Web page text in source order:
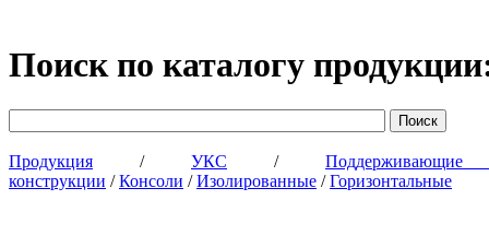
Поиск по каталогу
Продукция / УКС /
конструкции /Консоли /Изолированные /Горизонтальные